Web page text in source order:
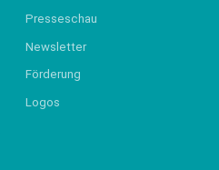
Presseschau
Newsletter
Förderung
Logos